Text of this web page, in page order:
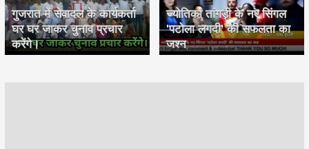
गुजरात में सेवादल के कार्यकर्ता
घर घर जाकर चुनाव प्रचार
करेंगे।
ज्योतिका तांगड़ी के नए सिंगल
'पटोला लगदी' की सफलता का
जश्न